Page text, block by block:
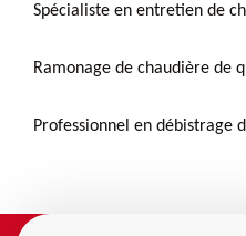
Spécialiste en entretien de
Ramonage de chaudière de
Professionnel en débistrage